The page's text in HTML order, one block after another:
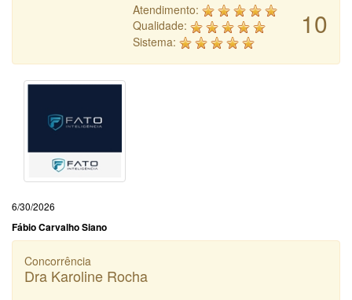
10
Atendimento:
Qualidade:
Sistema:
6/30/2026
Fábio Carvalho Siano
Concorrência
Dra Karoline Rocha